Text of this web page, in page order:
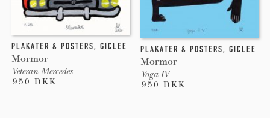
PLAKATER & POSTERS, GICLEE
Mormor
Veteran Mercedes
950 DKK
PLAKATER & POSTERS, GICLEE
Mormor
Yoga IV
950 DKK